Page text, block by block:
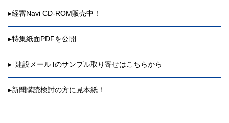
▸経審Navi CD-ROM販売中！
▸特集紙面PDFを公開
▸｢建設メール｣のサンプル取り寄せはこちらから
▸新聞購読検討の方に見本紙！